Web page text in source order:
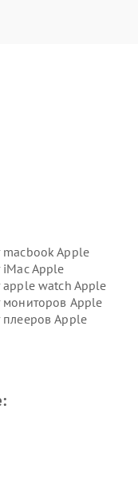
macbook Apple
iMac Apple
apple watch Apple
мониторов Apple
плееров Apple